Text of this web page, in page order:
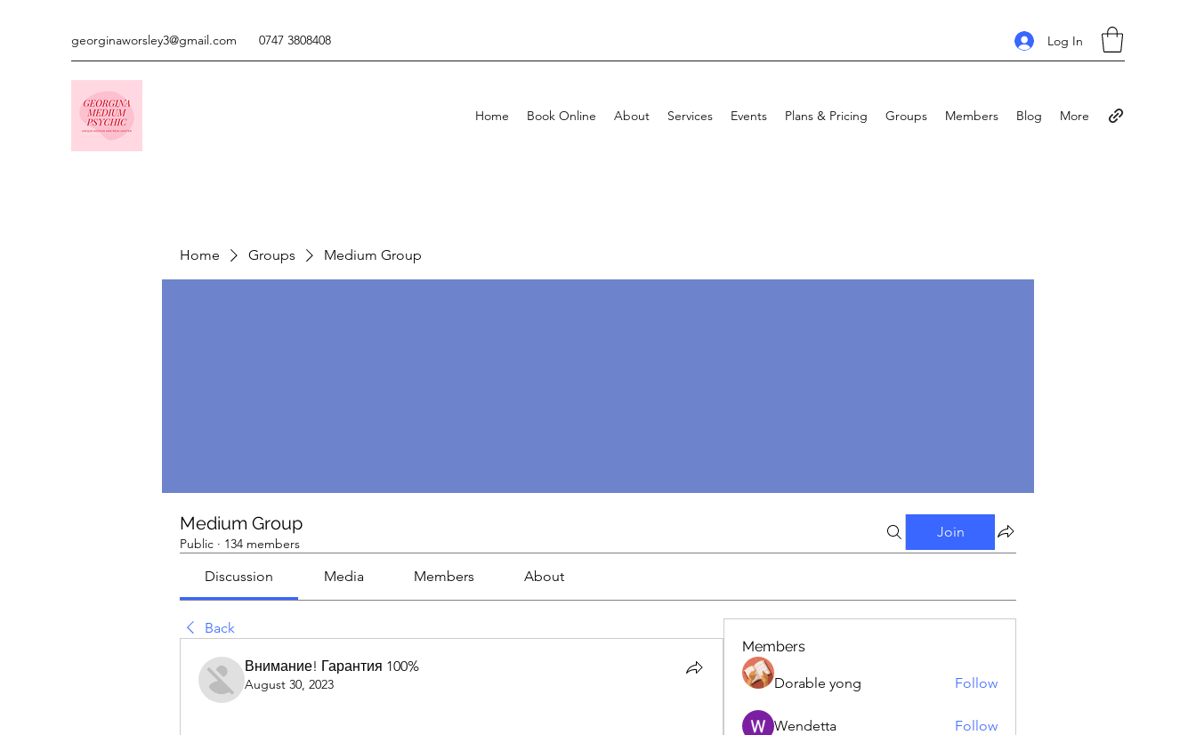
georginaworsley3@gmail.com 0747 3808408 Log In
Home Book Online About Services Events Plans & Pricing Groups Members Blog More
Home Groups Medium Group
Medium Group
Public · 134 members
Join
Discussion Media Members About
Back
Внимание! Гарантия 100%
August 30, 2023
Members
Dorable yong Follow
Wendetta Follow